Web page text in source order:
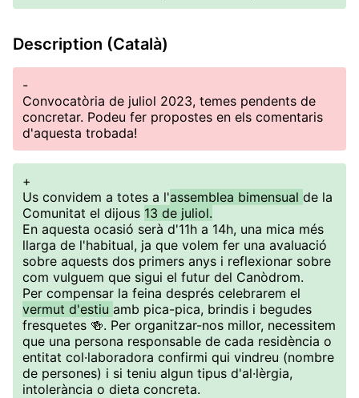
Description (Català)
-
Convocatòria de juliol 2023, temes pendents de
concretar. Podeu fer propostes en els comentaris
d'aquesta trobada!
+
Us convidem a totes a l'assemblea bimensual de la
Comunitat el dijous 13 de juliol.
En aquesta ocasió serà d'11h a 14h, una mica més
llarga de l'habitual, ja que volem fer una avaluació
sobre aquests dos primers anys i reflexionar sobre
com vulguem que sigui el futur del Canòdrom.
Per compensar la feina després celebrarem el
vermut d'estiu amb pica-pica, brindis i begudes
fresquetes 🍻. Per organitzar-nos millor, necessitem
que una persona responsable de cada residència o
entitat col·laboradora confirmi qui vindreu (nombre
de persones) i si teniu algun tipus d'al·lèrgia,
intolerància o dieta concreta.